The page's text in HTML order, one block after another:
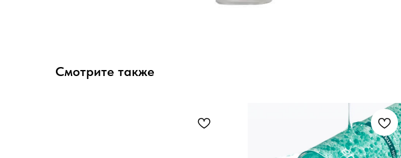
Смотрите также